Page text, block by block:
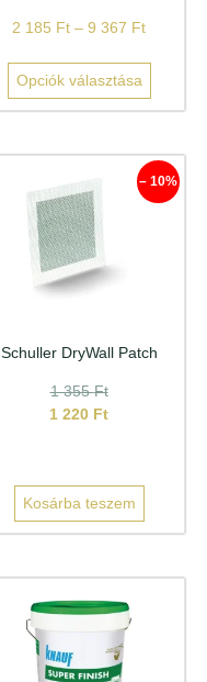
2 185 Ft – 9 367 Ft
Opciók választása
– 10%
Schuller DryWall Patch
1 355Ft
1 220 Ft
Kosárba teszem